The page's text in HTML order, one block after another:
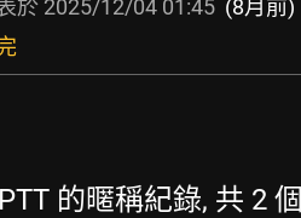
於 2025/12/04 01:45 (8月前)
的暱稱紀錄, 共 2 個